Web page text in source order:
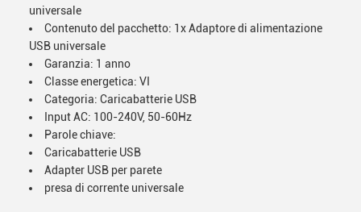
universale
Contenuto del pacchetto: 1x Adaptore di alimentazione
USB universale
Garanzia: 1 anno
Classe energetica: VI
Categoria: Caricabatterie USB
Input AC: 100-240V, 50-60Hz
Parole chiave:
Caricabatterie USB
Adapter USB per parete
presa di corrente universale